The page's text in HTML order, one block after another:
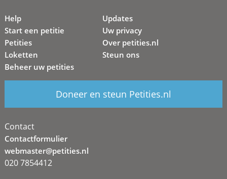
Help
Start een petitie
Petities
Loketten
Beheer uw petities
Updates
Uw privacy
Over petities.nl
Steun ons
Doneer en steun Petities.nl
Contact
Contactformulier
webmaster@petities.nl
020 7854412